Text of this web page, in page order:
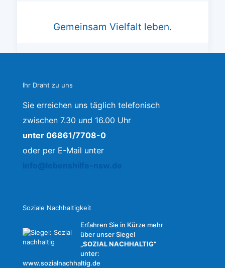
Gemeinsam Vielfalt leben.
Ihr Draht zu uns
Sie erreichen uns täglich telefonisch
zwischen 7.30 und 16.00 Uhr
unter 06861/7708-0
oder per E-Mail unter
Soziale Nachhaltigkeit
Erfahren Sie in Kürze mehr
über unser Siegel
„SOZIAL NACHHALTIG“
unter:
www.sozialnachhaltig.de